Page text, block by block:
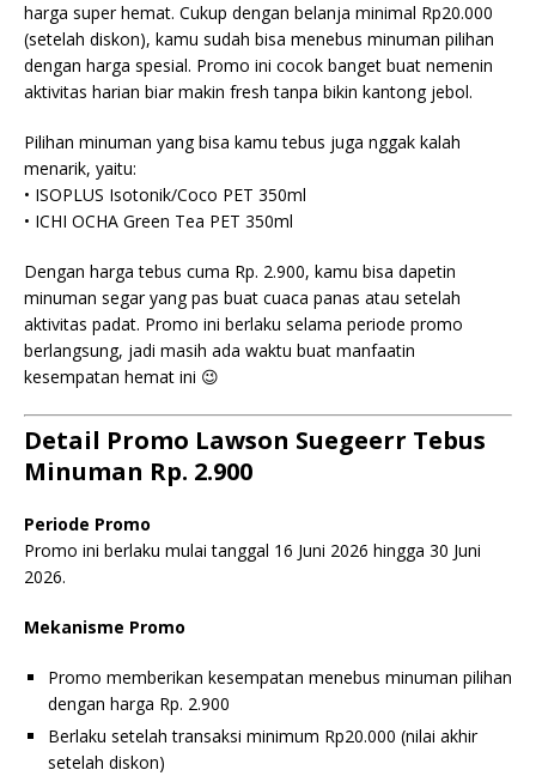
harga super hemat. Cukup dengan belanja minimal Rp20.000
(setelah diskon), kamu sudah bisa menebus minuman pilihan
dengan harga spesial. Promo ini cocok banget buat nemenin
aktivitas harian biar makin fresh tanpa bikin kantong jebol.
Pilihan minuman yang bisa kamu tebus juga nggak kalah
menarik, yaitu:
• ISOPLUS Isotonik/Coco PET 350ml
• ICHI OCHA Green Tea PET 350ml
Dengan harga tebus cuma Rp. 2.900, kamu bisa dapetin
minuman segar yang pas buat cuaca panas atau setelah
aktivitas padat. Promo ini berlaku selama periode promo
berlangsung, jadi masih ada waktu buat manfaatin
kesempatan hemat ini 😉
Detail Promo Lawson Suegeerr Tebus
Minuman Rp. 2.900
Periode Promo
Promo ini berlaku mulai tanggal 16 Juni 2026 hingga 30 Juni
2026.
Mekanisme Promo
Promo memberikan kesempatan menebus minuman pilihan
dengan harga Rp. 2.900
Berlaku setelah transaksi minimum Rp20.000 (nilai akhir
setelah diskon)